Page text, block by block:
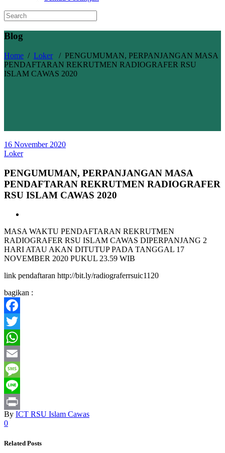
Blog
Home / Loker / PENGUMUMAN, PERPANJANGAN MASA
PENDAFTARAN REKRUTMEN RADIOGRAFER RSU
ISLAM CAWAS 2020
16 November 2020
Loker
PENGUMUMAN, PERPANJANGAN MASA
PENDAFTARAN REKRUTMEN RADIOGRAFER
RSU ISLAM CAWAS 2020
MASA WAKTU PENDAFTARAN REKRUTMEN
RADIOGRAFER RSU ISLAM CAWAS DIPERPANJANG 2
HARI ATAU AKAN DITUTUP PADA TANGGAL 17
NOVEMBER 2020 PUKUL 23.59 WIB
link pendaftaran http://bit.ly/radiograferrsuic1120
bagikan :
Facebook
Twitter
WhatsApp
Email
Message
Line
Print
By ICT RSU Islam Cawas
0
Related Posts